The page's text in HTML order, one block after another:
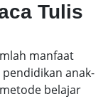
Tulis
manfaat
anak-
belajar